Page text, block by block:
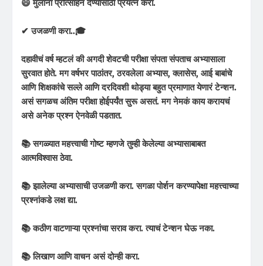
😄 मुलांना प्रोत्साहन देण्यासाठी प्रयत्न करा.
✔ उजळणी करा..🎓
दहावीचं वर्ष म्हटलं की अगदी शेवटची परीक्षा संपता संपताच अभ्यासाला
सुरवात होते. मग वर्षभर पाठांतर, ठरवलेला अभ्यास, क्लासेस, आई बाबांचे
आणि शिक्षकांचे सल्ले आणि दरदिवशी थोड्या बहुत प्रमाणात येणारं टेन्शन.
असं सगळच अंतिम परीक्षा होईपर्यंत सुरू असतं. मग नेमकं काय करायचं
असे अनेक प्रश्न ऐनवेळी पडतात.
📚 सगळ्यात महत्त्वाची गोष्ट म्हणजे तुम्ही केलेल्या अभ्यासाबाबत
आत्मविश्वास ठेवा.
📚 झालेल्या अभ्यासाची उजळणी करा. सगळा पोर्शन करण्यापेक्षा महत्त्वाच्या
प्रश्नांकडे लक्ष द्या.
📚 कठीण वाटणाऱ्या प्रश्नांचा सराव करा. त्याचं टेन्शन घेऊ नका.
📚 लिखाण आणि वाचन असं दोन्ही करा.